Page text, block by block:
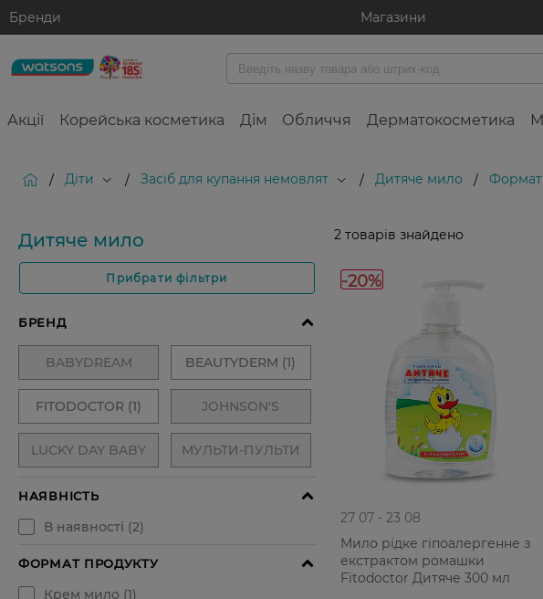
Бренди Магазини
Акції Корейська косметика Дім Обличчя Дерматокосметика
/ Діти / Засіб для купання немовлят / Дитяче мило / Формат
Дитяче мило
Прибрати фільтри
2 товарів знайдено
-20%
27 07 - 23 08
Мило рідке гіпоалергенне з
екстрактом ромашки
Fitodoctor Дитяче 300 мл